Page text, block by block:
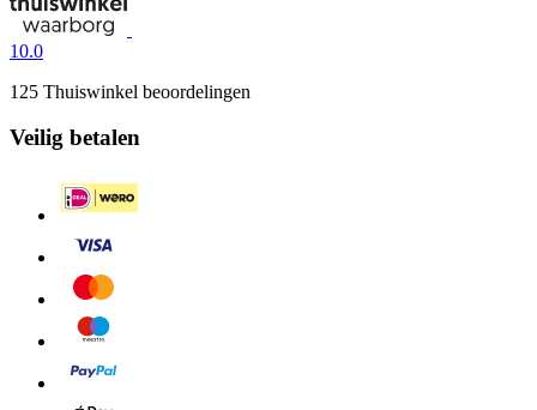
10.0
125 Thuiswinkel beoordelingen
Veilig betalen